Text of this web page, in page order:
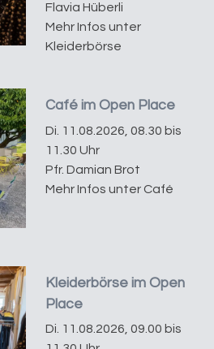
Flavia Hüberli
Mehr Infos unter
Kleiderbörse
Café im Open Place
Di. 11.08.2026, 08.30 bis
11.30 Uhr
Pfr. Damian Brot
Mehr Infos unter Café
Kleiderbörse im Open
Place
Di. 11.08.2026, 09.00 bis